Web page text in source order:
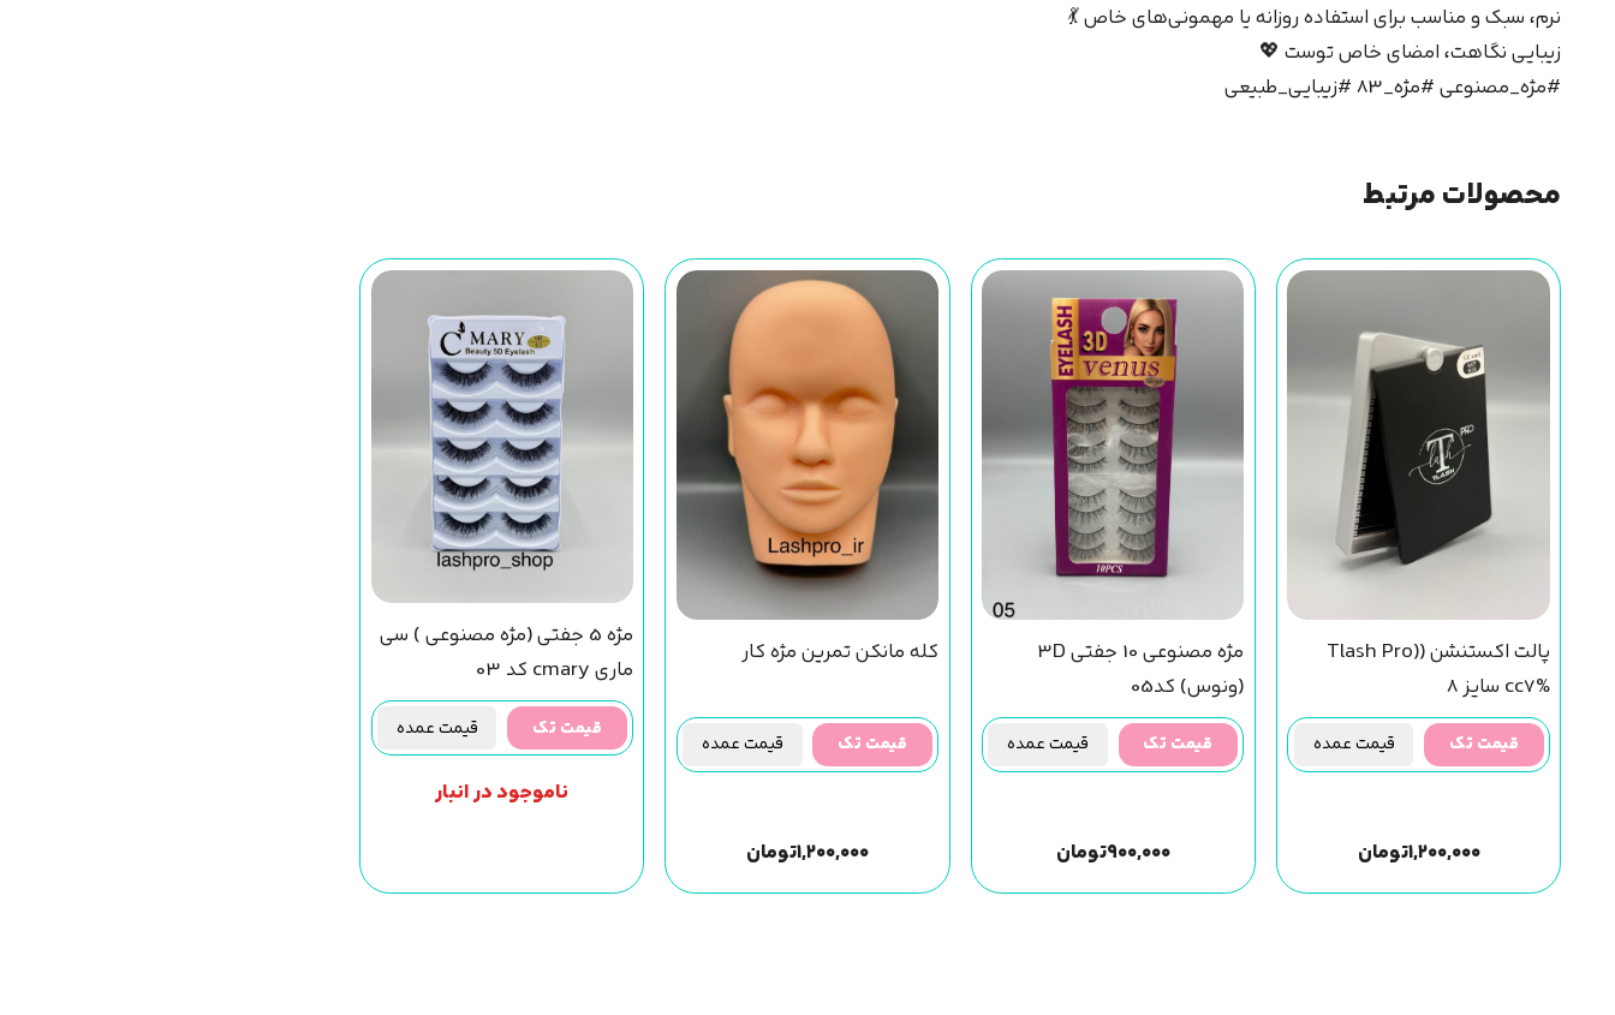
نرم، سبک و مناسب برای استفاده روزانه یا مهمونی‌های خاص 💃
زیبایی نگاهت، امضای خاص توست 💖
#مژه_مصنوعی #مژه_83 #زیبایی_طبیعی
محصولات مرتبط
پالت اکستنشن (Tlash Pro)
cc7% سایز 8
قیمت تک قیمت عمده
۱,۲۰۰,۰۰۰تومان
مژه مصنوعی 10 جفتی 3D
(ونوس) کد05
قیمت تک قیمت عمده
۹۰۰,۰۰۰تومان
کله مانکن تمرین مژه کار
قیمت تک قیمت عمده
۱,۲۰۰,۰۰۰تومان
مژه 5 جفتی (مژه مصنوعی ) سی
ماری cmary کد 03
قیمت تک قیمت عمده
ناموجود در انبار